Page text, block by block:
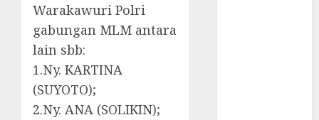
Warakawuri Polri
gabungan MLM antara
lain sbb:
1.Ny. KARTINA
(SUYOTO);
2.Ny. ANA (SOLIKIN);